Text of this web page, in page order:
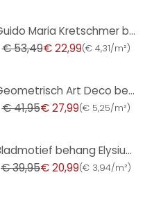
Guido Maria Kretschmer bladmotief behang Yamato Fashion for Walls 5 bruin
€ 53,49€ 22,99(€ 4,31/m²)
Geometrisch Art Deco behang zwart goud - modern patroonbehang - Vliesbehang
€ 41,95€ 27,99(€ 5,25/m²)
Bladmotief behang Elysium bruin
€ 39,95€ 20,99(€ 3,94/m²)